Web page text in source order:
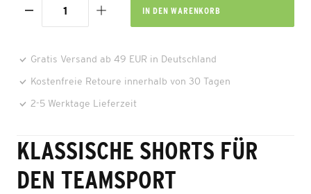
IN DEN WARENKORB
Gratis Versand ab 49 EUR in Deutschland
Kostenfreie Retoure innerhalb von 30 Tagen
2-5 Werktage Lieferzeit
KLASSISCHE SHORTS FÜR
DEN TEAMSPORT